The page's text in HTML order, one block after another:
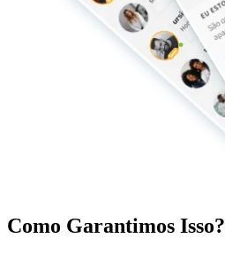
Como Garantimos Isso?